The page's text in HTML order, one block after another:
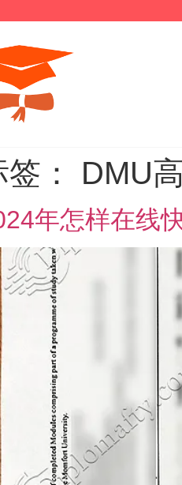
： DMU
年怎样在线